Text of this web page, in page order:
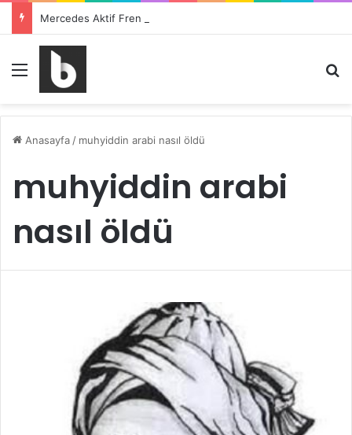
Mercedes Aktif Fren Yardımcısı kapatma nasıl yapılır ?
Menü
Anasayfa / muhyiddin arabi nasıl öldü
muhyiddin arabi
nasıl öldü